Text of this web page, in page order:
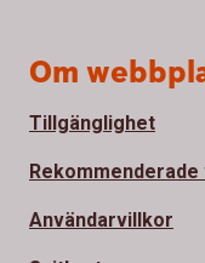
Om
Tillgänglighet
Användarvillkor